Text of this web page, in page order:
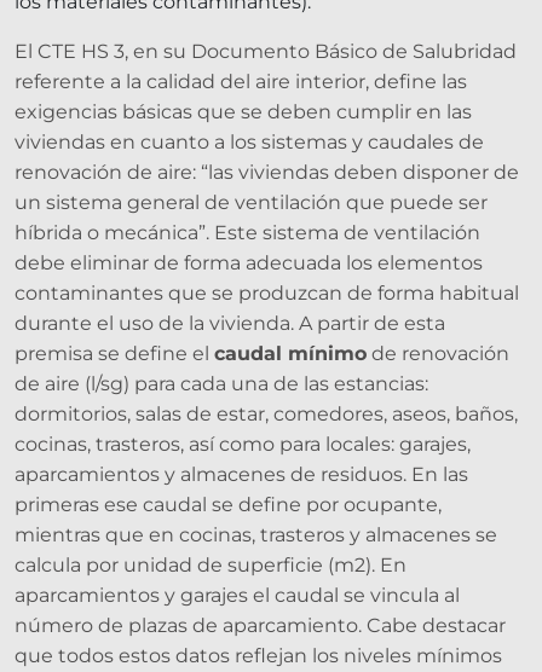
El CTE HS 3, en su Documento Básico de Salubridad
referente a la calidad del aire interior, define las
exigencias básicas que se deben cumplir en las
viviendas en cuanto a los sistemas y caudales de
renovación de aire: “las viviendas deben disponer de
un sistema general de ventilación que puede ser
híbrida o mecánica”. Este sistema de ventilación
debe eliminar de forma adecuada los elementos
contaminantes que se produzcan de forma habitual
durante el uso de la vivienda. A partir de esta
premisa se define el caudal mínimo de renovación
de aire (l/sg) para cada una de las estancias:
dormitorios, salas de estar, comedores, aseos, baños,
cocinas, trasteros, así como para locales: garajes,
aparcamientos y almacenes de residuos. En las
primeras ese caudal se define por ocupante,
mientras que en cocinas, trasteros y almacenes se
calcula por unidad de superficie (m2). En
aparcamientos y garajes el caudal se vincula al
número de plazas de aparcamiento. Cabe destacar
que todos estos datos reflejan los niveles mínimos